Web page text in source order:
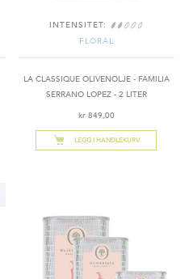
INTENSITET:
FLORAL
LA CLASSIQUE OLIVENOLJE - FAMILIA
SERRANO LOPEZ - 2 LITER
kr 849,00
LEGG I HANDLEKURV